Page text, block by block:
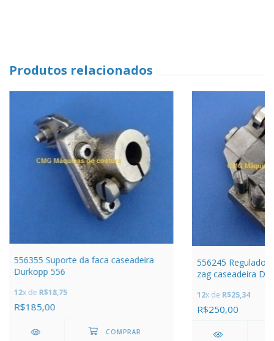
Produtos relacionados
556355 Suporte da faca caseadeira
Durkopp 556
12x de R$18,75
R$185,00
556245
zag caseadeira
12x de R$25,34
R$250,00